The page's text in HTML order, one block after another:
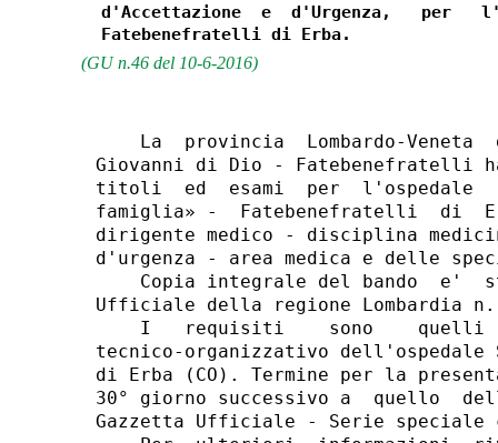
d'Accettazione  e  d'Urgenza,   per
(GU n.46 del 10-6-2016)
La  provincia  Lombardo-Veneta
Giovanni di Dio - Fatebenefratelli
titoli  ed  esami  per  l'ospedale
famiglia» -  Fatebenefratelli  di
dirigente medico - disciplina
d'urgenza - area medica e delle
Copia integrale del bando  e'
Ufficiale della regione Lombardia
I   requisiti    sono    quelli
tecnico-organizzativo
di Erba (CO). Termine per la
30° giorno successivo a  quello
Gazzetta Ufficiale - Serie speciale